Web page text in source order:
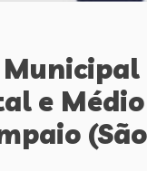
Municipal
e